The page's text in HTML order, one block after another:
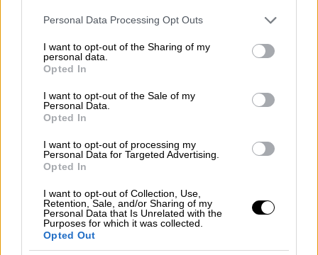
Please note that this website/app uses one or more Google
not limited to your visit or usage behaviour. You may click to
grant or deny consent to Google and its third-party tags to
use your data for below specified purposes in below Google
consent section.
Personal Data Processing Opt Outs
I want to opt-out of the Sharing of my
personal data.
Opted In
I want to opt-out of the Sale of my
Personal Data.
Opted In
I want to opt-out of processing my
Personal Data for Targeted Advertising.
Opted In
I want to opt-out of Collection, Use,
Retention, Sale, and/or Sharing of my
Personal Data that Is Unrelated with the
Purposes for which it was collected.
Opted Out
Τι είναι αυτό που κάνει ένα τραγούδι
αληθινό και ειλικρινές;
Η αλήθεια, Άγγελε! Η αλήθεια του
δημιουργού, του ανθρώπου που το γράφει.
Αν την κουβαλάει μέσα του, την περνάει και
στο τραγούδι. Κι αν δεν την έχει, μπορεί να
τη βρει. Αρκεί να την αναζητήσει με πάθος.
Όχι με επιστημονικά εργαλεία, αλλά με
από τον φακό του ανθρώπινου βίου. Να την
ανακαλύψει και να ταυτιστεί μαζί της.
Πώς επιλέγετε τους ανθρώπους με τους